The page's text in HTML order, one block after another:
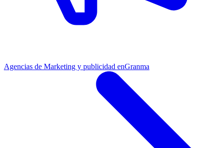
Agencias de Marketing y publicidad enGranma